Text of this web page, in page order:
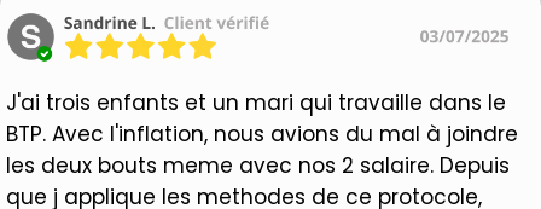
J'ai trois enfants et un mari qui travaille dans le
BTP. Avec l'inflation, nous avions du mal à joindre
les deux bouts meme avec nos 2 salaire. Depuis
que j applique les methodes de ce protocole,